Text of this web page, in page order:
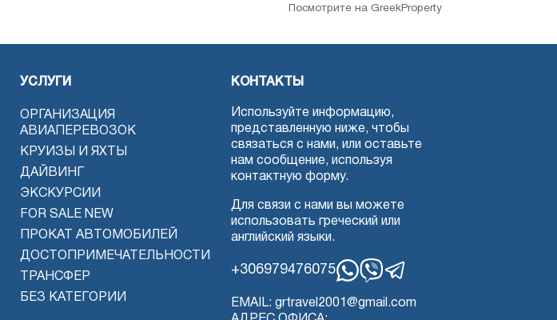
Посмотрите на GreekProperty
УСЛУГИ
ОРГАНИЗАЦИЯ
АВИАПЕРЕВОЗОК
КРУИЗЫ И ЯХТЫ
ДАЙВИНГ
ЭКСКУРСИИ
FOR SALE NEW
ПРОКАТ АВТОМОБИЛЕЙ
ДОСТОПРИМЕЧАТЕЛЬНОСТИ
ТРАНСФЕР
БЕЗ КАТЕГОРИИ
КОНТАКТЫ
Используйте информацию,
представленную ниже, чтобы
связаться с нами, или оставьте
нам сообщение, используя
контактную форму.
Для связи с нами вы можете
использовать греческий или
английский языки.
+306979476075
EMAIL: grtravel2001@gmail.com